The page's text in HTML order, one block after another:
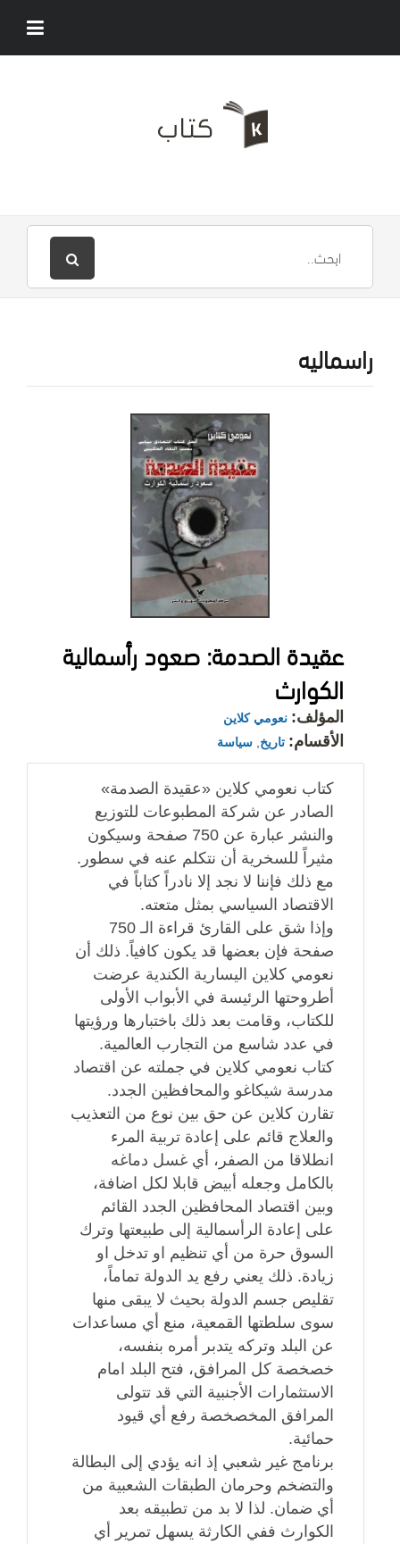
راسماليه
عقيدة الصدمة: صعود رأسمالية
الكوارث
المؤلف: نعومي كلاين
الأقسام: تاريخ سياسة
كتاب نعومي كلاين «عقيدة الصدمة»
الصادر عن شركة المطبوعات للتوزيع
والنشر عبارة عن 750 صفحة وسيكون
مثيراً للسخرية أن نتكلم عنه في سطور.
مع ذلك فإننا لا نجد إلا نادراً كتاباً في
الاقتصاد السياسي بمثل متعته.
وإذا شق على القارئ قراءة الـ 750
صفحة فإن بعضها قد يكون كافياً. ذلك أن
نعومي كلاين اليسارية الكندية عرضت
أطروحتها الرئيسة في الأبواب الأولى
للكتاب، وقامت بعد ذلك باختبارها ورؤيتها
في عدد شاسع من التجارب العالمية.
كتاب نعومي كلاين في جملته عن اقتصاد
مدرسة شيكاغو والمحافظين الجدد.
تقارن كلاين عن حق بين نوع من التعذيب
والعلاج قائم على إعادة تربية المرء
انطلاقا من الصفر، أي غسل دماغه
بالكامل وجعله أبيض قابلا لكل اضافة،
وبين اقتصاد المحافظين الجدد القائم
على إعادة الرأسمالية إلى طبيعتها وترك
السوق حرة من أي تنظيم او تدخل او
زيادة. ذلك يعني رفع يد الدولة تماماً،
تقليص جسم الدولة بحيث لا يبقى منها
سوى سلطتها القمعية، منع أي مساعدات
عن البلد وتركه يتدبر أمره بنفسه،
خصخصة كل المرافق، فتح البلد امام
الاستثمارات الأجنبية التي قد تتولى
المرافق المخصخصة رفع أي قيود
حمائية.
برنامج غير شعبي إذ انه يؤدي إلى البطالة
والتضخم وحرمان الطبقات الشعبية من
أي ضمان. لذا لا بد من تطبيقه بعد
الكوارث ففي الكارثة يسهل تمرير أي